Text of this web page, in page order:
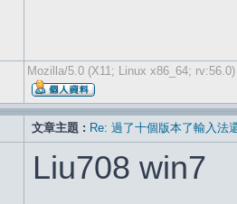
Mozilla/5.0 (X11; Linux x86_64;
文章主題 : Re: 過了十個版本了輸入法
Liu708 win7